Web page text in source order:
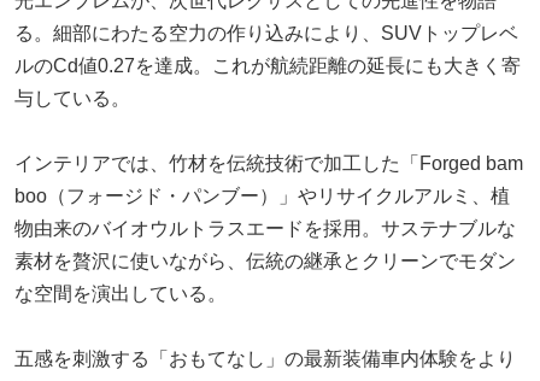
る。細部にわたる空力の作り込みにより、SUVトップレベ
ルのCd値0.27を達成。これが航続距離の延長にも大きく寄
与している。
インテリアでは、竹材を伝統技術で加工した「Forged bam
boo（フォージド・パンブー）」やリサイクルアルミ、植
物由来のバイオウルトラスエードを採用。サステナブルな
素材を贅沢に使いながら、伝統の継承とクリーンでモダン
な空間を演出している。
五感を刺激する「おもてなし」の最新装備車内体験をより